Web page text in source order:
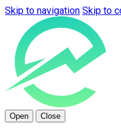
Skip to navigation Skip to
Open Close